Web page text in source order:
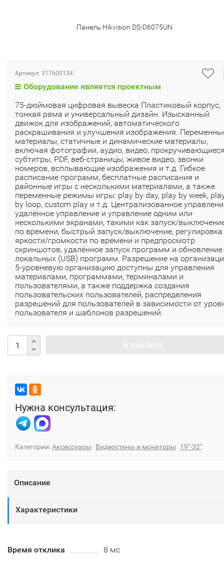
Панель Hikvision DS-D6075UN
Артикул: 317600134
Оборудование является проектным
75-дюймовая цифровая вывеска Пластиковый корпус,
тонкая рама и универсальный дизайн. Изысканный
движок для изображений, автоматического
раскрашивания и улучшения изображения.
материалы, статичные и динамические материалы,
включая фотографии, аудио, видео,
субтитры, PDF, веб-страницы, живое видео, звонки
номеров, всплывающие изображения и т.д. Гибкое
расписание программ, бесплатные расписания и
районные игры с несколькими материалами, а также
переменные режимы игры: play by day, play by week,
by loop, custom play и т.д. Централизованное
удалённое управление и управление одним или
несколькими экранами, такими как запуск/
по времени, быстрый запуск/выключение, регулировка
яркости/громкости по времени и предпросмотр
скриншотов, удалённое запуск программ и обновление
локальных (USB) программ. Разрешение на
5-уровневую организацию доступны для управления
материалами, программами, терминалами и
пользователями, а также поддержка создания
пользовательских пользователей, распределения
разрешений для пользователей в зависимости от
пользователя и шаблонов разрешений.
Нужна консультация:
Категории:Аксессуары Видеостены и мониторы 19"-32"
Описание
Характеристики
Время отклика
8 мс